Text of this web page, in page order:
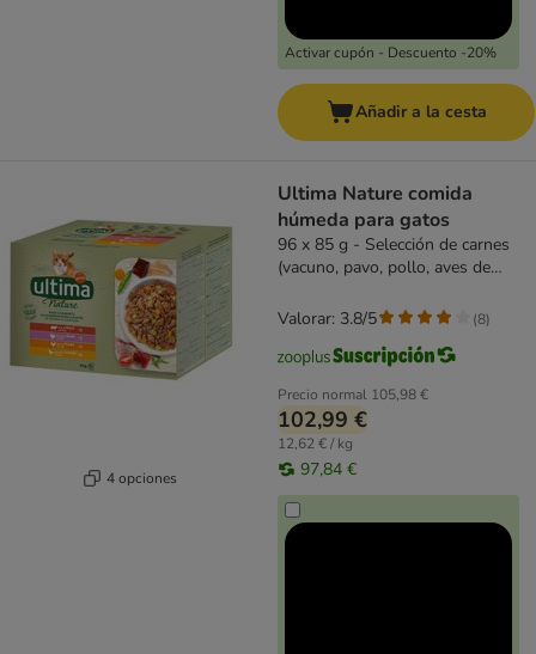
Activar cupón - Descuento -20%
Añadir a la cesta
4 opciones
Ultima Nature comida
húmeda para gatos
96 x 85 g - Selección de carnes
(vacuno, pavo, pollo, aves de
Precio normal 105,98 €
102,99 €
12,62 € / kg
97,84 €
Valorar: 3.8/5 (8)